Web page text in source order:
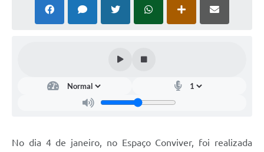
Perguntas e respostas frequentes
No dia 4 de janeiro, no Espaço Conviver, foi realizada